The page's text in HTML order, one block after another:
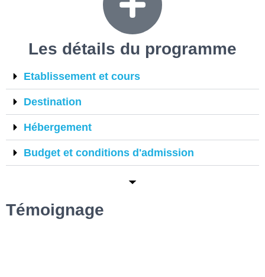
Les détails du programme
Etablissement et cours
Destination
Hébergement
Budget et conditions d'admission
Témoignage